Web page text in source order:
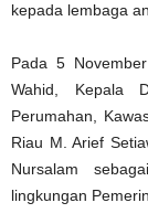
kepada lembaga
Pada 5
Wahid, Kepala
Perumahan,
Riau M. Arief
Nursalam
lingkungan